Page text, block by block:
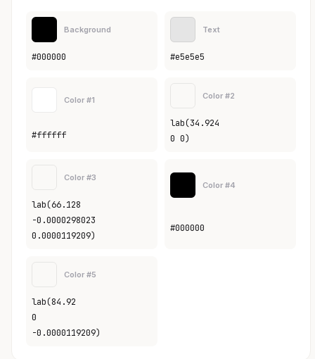
Background
#000000
Text
#e5e5e5
Color #1
#ffffff
Color #2
lab(34.924
0 0)
Color #3
lab(66.128
-0.0000298023
0.0000119209)
Color #4
#000000
Color #5
lab(84.92
0
-0.0000119209)